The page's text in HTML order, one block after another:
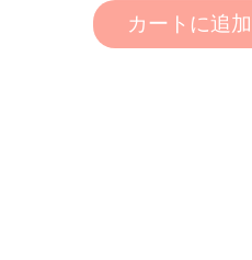
カートに追